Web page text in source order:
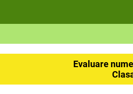
Evaluare num